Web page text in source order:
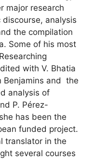
major research
analysis
the compilation
Some of his most
with V. Bhatia
Benjamins and the
analysis of
P. Pérez-
has been the
funded project.
translator in the
several courses